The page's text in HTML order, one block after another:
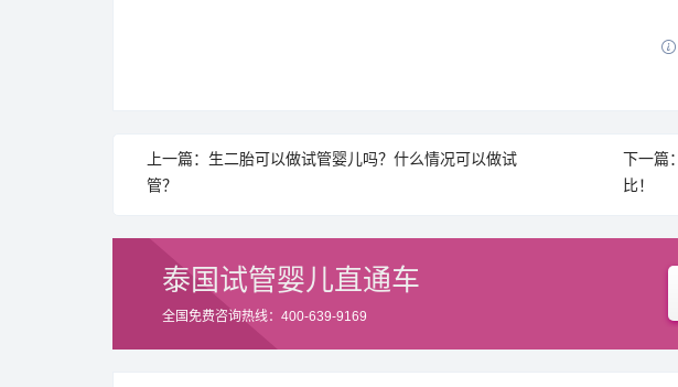

上一篇：生二胎可以做试管婴儿吗？什么情况可以做试
管？
下一篇
比！
泰国试管婴儿直通车
全国免费咨询热线：400-639-9169